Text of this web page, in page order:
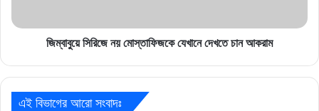
জিম্বাবুয়ে সিরিজে নয় মোস্তাফিজকে যেখানে দেখতে চান আকরাম
এই বিভাগের আরো সংবাদঃ